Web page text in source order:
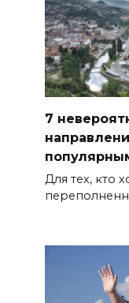
7
Для тех, кто